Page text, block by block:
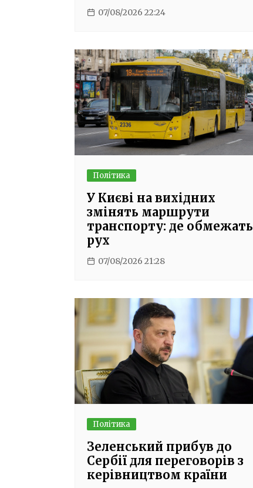
07/08/2026 22:24
Політика
У Києві на вихідних
змінять маршрути
транспорту: де обмежать
рух
07/08/2026 21:28
Політика
Зеленський прибув до
Сербії для переговорів з
керівництвом країни